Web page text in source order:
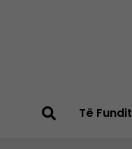
Të Fundit